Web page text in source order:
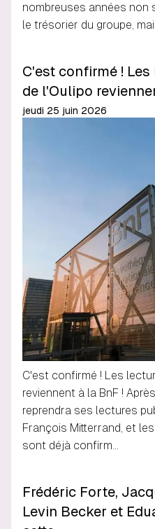
nombreuses années non
le trésorier du groupe, mai…
C'est confirmé !
de l'Oulipo
jeudi 25 juin 2026
C'est confirmé ! Les
reviennent à la BnF !
reprendra ses lectures
François Mitterrand, et
sont déjà confirm…
Frédéric Forte,
Levin Becker et